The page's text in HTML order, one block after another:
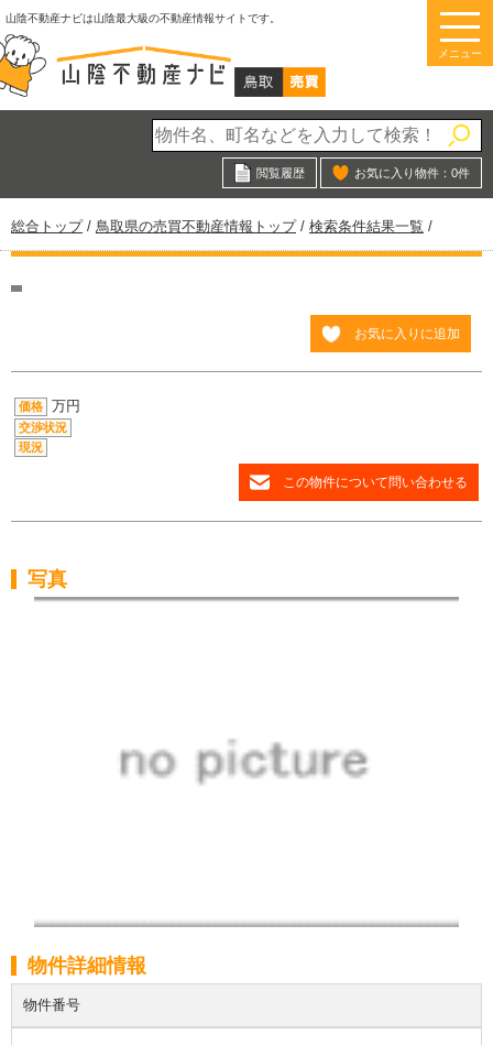
このページの本文へ
山陰不動産ナビは山陰最大級の不動産情報サイトです。
メニュー
閲覧履歴 お気に入り物件： 0件
現
在
位
総合トップ/ 鳥取県の売買不動産情報トップ/ 検索条件結果一覧 /
お気に入りに追加
価格 万円
交渉状況
現況
この物件について問い合わせる
写真
物件詳細情報
物件番号